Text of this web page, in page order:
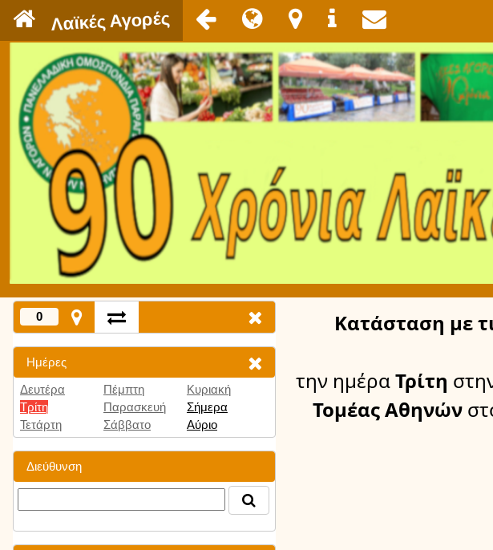
Λαϊκές Αγορές
0
Ημέρες
Δευτέρα
Τρίτη
Τετάρτη
Πέμπτη
Παρασκευή
Σάββατο
Κυριακή
Σήμερα
Αύριο
Διεύθυνση
Κατάσταση με
την ημέραΤρίτη
Τομέας Αθηνών